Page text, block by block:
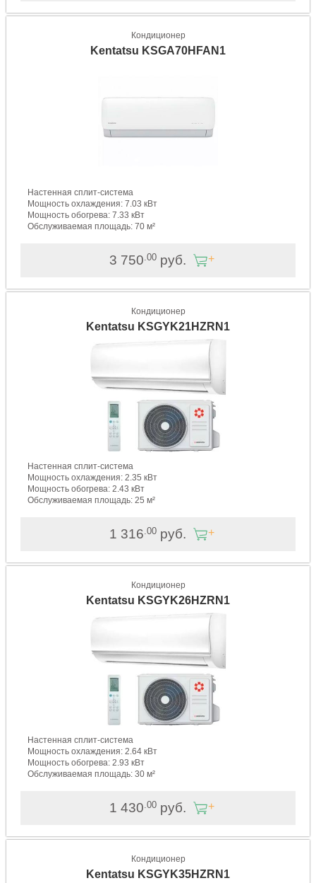
Кондиционер
Kentatsu KSGA70HFAN1
Настенная сплит-система
Мощность охлаждения: 7.03 кВт
Мощность обогрева: 7.33 кВт
Обслуживаемая площадь: 70 м²
3 750 .00руб.
Кондиционер
Kentatsu KSGYK21HZRN1
Настенная сплит-система
Мощность охлаждения: 2.35 кВт
Мощность обогрева: 2.43 кВт
Обслуживаемая площадь: 25 м²
1 316 .00руб.
Кондиционер
Kentatsu KSGYK26HZRN1
Настенная сплит-система
Мощность охлаждения: 2.64 кВт
Мощность обогрева: 2.93 кВт
Обслуживаемая площадь: 30 м²
1 430 .00руб.
Кондиционер
Kentatsu KSGYK35HZRN1